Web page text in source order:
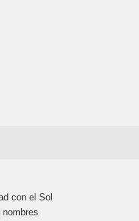
con el Sol